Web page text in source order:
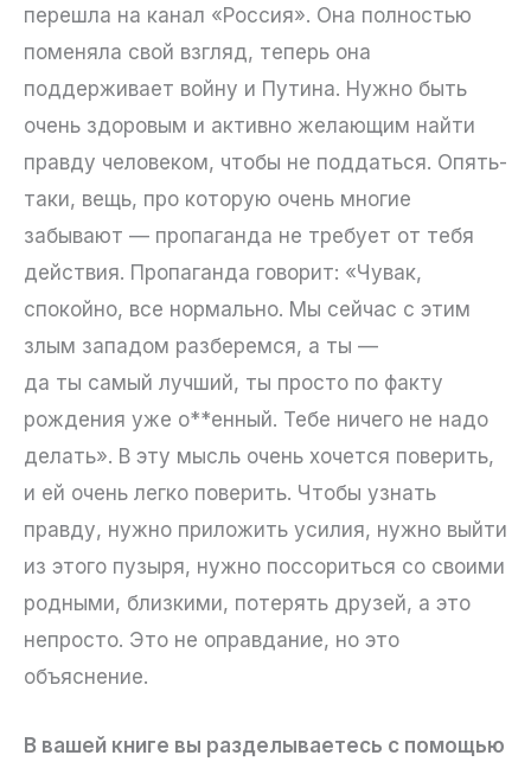
перешла на канал «Россия». Она полностью
поменяла свой взгляд, теперь она
поддерживает войну и Путина. Нужно быть
очень здоровым и активно желающим найти
правду человеком, чтобы не поддаться. Опять-
таки, вещь, про которую очень многие
забывают — пропаганда не требует от тебя
действия. Пропаганда говорит: «Чувак,
спокойно, все нормально. Мы сейчас с этим
злым западом разберемся, а ты —
да ты самый лучший, ты просто по факту
рождения уже о**енный. Тебе ничего не надо
делать». В эту мысль очень хочется поверить,
и ей очень легко поверить. Чтобы узнать
правду, нужно приложить усилия, нужно выйти
из этого пузыря, нужно поссориться со своими
родными, близкими, потерять друзей, а это
непросто. Это не оправдание, но это
объяснение.
В вашей книге вы разделываетесь с помощью